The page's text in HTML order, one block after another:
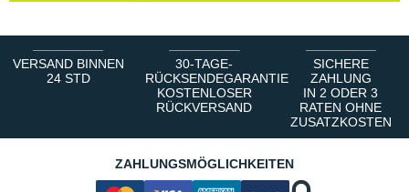
VERSAND BINNEN
24 STD
30-TAGE-
RÜCKSENDEGARANTIE
KOSTENLOSER
RÜCKVERSAND
SICHERE
ZAHLUNG
IN 2 ODER 3
RATEN OHNE
ZUSATZKOSTEN
ZAHLUNGSMÖGLICHKEITEN